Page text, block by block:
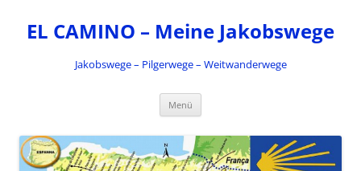
springen
EL CAMINO – Meine Jakobswege
Jakobswege – Pilgerwege – Weitwanderwege
Menü